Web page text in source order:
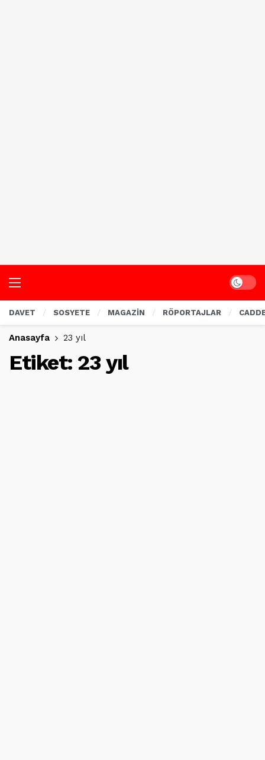
Dark
DAVET SOSYETE MAGAZİN RÖPORTAJLAR
Anasayfa 23 yıl
Etiket: 23 yıl